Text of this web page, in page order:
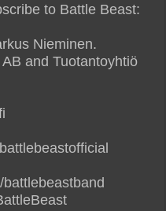
to Battle Beast:
Nieminen.
and Tuotantoyhtiö